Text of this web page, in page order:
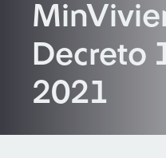
Buscar
Decreto
2021